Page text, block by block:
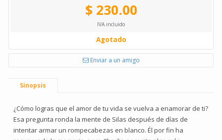
$ 230.00
IVA incluido
Agotado
Enviar a un amigo
Sinopsis
¿Cómo logras que el amor de tu vida se vuelva a enamorar de ti?
Esa pregunta ronda la mente de Silas después de días de
intentar armar un rompecabezas en blanco. Él por fin ha